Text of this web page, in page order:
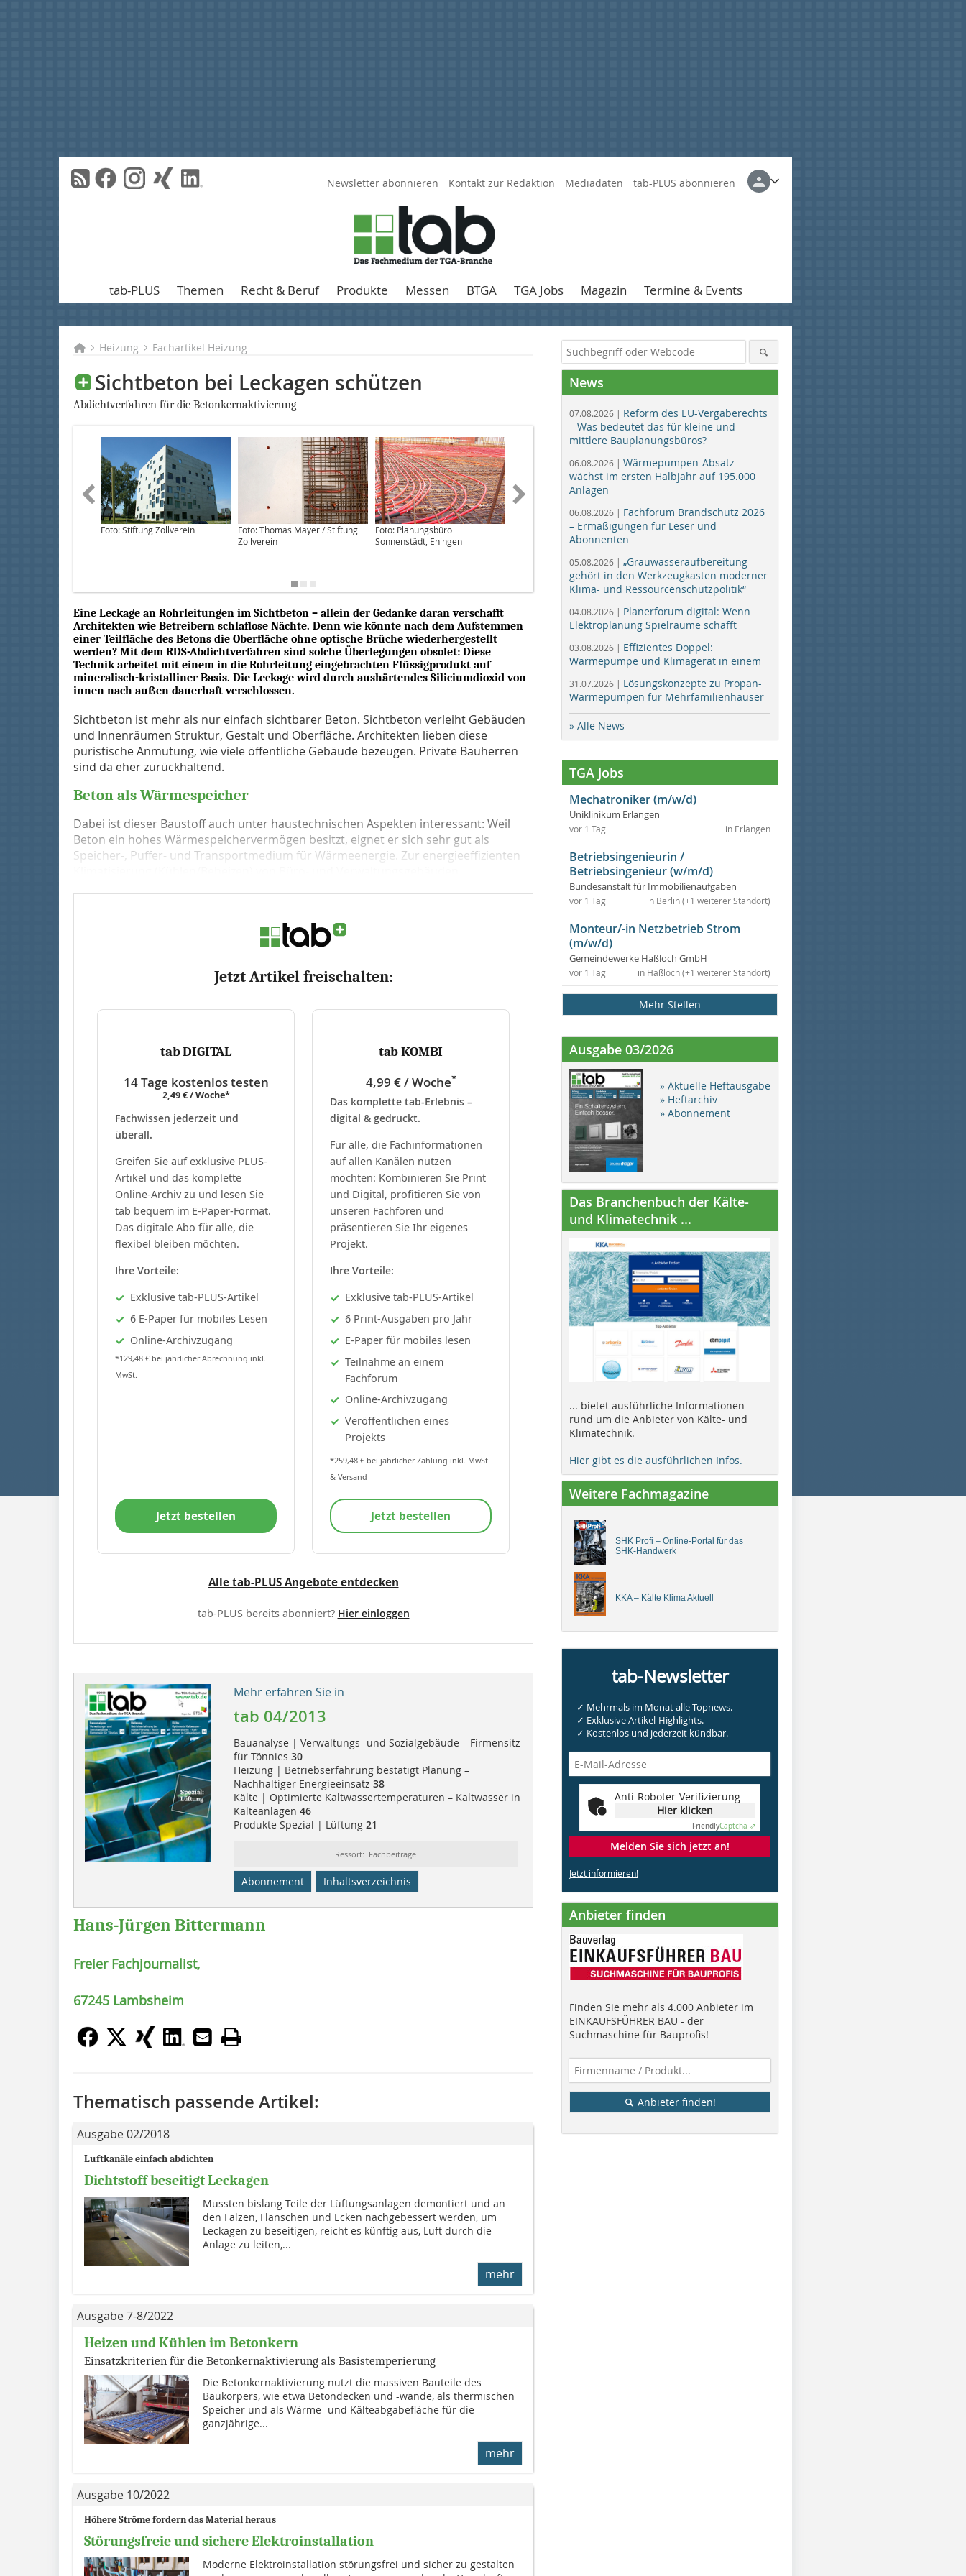
Newsletter abonnieren Kontakt zur Redaktion Mediadaten tab-PLUS abonnieren
tab-PLUS Themen Recht & Beruf Produkte Messen BTGA TGA Jobs Magazin Termine & Events
Heizung Fachartikel Heizung
Sichtbeton bei Leckagen schützen
Abdichtverfahren für die Betonkernaktivierung
Foto: Stiftung Zollverein
Foto: Thomas Mayer / Stiftung
Zollverein
Foto: Planungsbüro
Sonnenstädt, Ehingen
Foto: Lindenberg-
Ortungstechnik
Foto: Lindenberg-
Ortungstechnik
Eine Leckage an Rohrleitungen im Sichtbeton – allein der Gedanke daran verschafft
Architekten wie Betreibern schlaflose Nächte. Denn wie könnte nach dem Aufstemmen
einer Teilfläche des Betons die Oberfläche ohne optische Brüche wiederhergestellt
werden? Mit dem RDS-Abdichtverfahren sind solche Überlegungen obsolet: Diese
Technik arbeitet mit einem in die Rohrleitung eingebrachten Flüssigprodukt auf
mineralisch-kristalliner Basis. Die Leckage wird durch aushärtendes Siliciumdioxid von
innen nach außen dauerhaft verschlossen.
Sichtbeton ist mehr als nur einfach sichtbarer Beton. Sichtbeton verleiht Gebäuden
und Innenräumen Struktur, Gestalt und Oberfläche. Architekten lieben diese
puristische Anmutung, wie viele öffentliche Gebäude bezeugen. Private Bauherren
sind da eher zurückhaltend.
Beton als Wärmespeicher
Dabei ist dieser Baustoff auch unter haustechnischen Aspekten interessant: Weil
Beton ein hohes Wärmespeichervermögen besitzt, eignet er sich sehr gut als
Speicher-, Puffer- und Transportmedium für Wärmeenergie. Zur energieeffizienten
Jetzt Artikel freischalten:
tab DIGITAL
14 Tage kostenlos testen
2,49 € / Woche*
Fachwissen jederzeit und
überall.
Greifen Sie auf exklusive PLUS-
Artikel und das komplette
Online-Archiv zu und lesen Sie
tab bequem im E-Paper-Format.
Das digitale Abo für alle, die
flexibel bleiben möchten.
Ihre Vorteile:
Exklusive tab-PLUS-Artikel
6 E-Paper für mobiles Lesen
Online-Archivzugang
*129,48 € bei jährlicher Abrechnung inkl.
MwSt.
Jetzt bestellen
tab KOMBI
4,99 € / Woche*
Das komplette tab-Erlebnis –
digital & gedruckt.
Für alle, die Fachinformationen
auf allen Kanälen nutzen
möchten: Kombinieren Sie Print
und Digital, profitieren Sie von
unseren Fachforen und
präsentieren Sie Ihr eigenes
Projekt.
Ihre Vorteile:
Exklusive tab-PLUS-Artikel
6 Print-Ausgaben pro Jahr
E-Paper für mobiles lesen
Teilnahme an einem
Fachforum
Online-Archivzugang
Veröffentlichen eines
Projekts
*259,48 € bei jährlicher Zahlung inkl. MwSt.
& Versand
Jetzt bestellen
Alle tab-PLUS Angebote entdecken
tab-PLUS bereits abonniert? Hier einloggen
Mehr erfahren Sie in
tab 04/2013
Bauanalyse | Verwaltungs- und Sozialgebäude – Firmensitz
für Tönnies 30
Heizung | Betriebserfahrung bestätigt Planung –
Nachhaltiger Energieeinsatz 38
Kälte | Optimierte Kaltwassertemperaturen – Kaltwasser in
Kälteanlagen 46
Produkte Spezial | Lüftung 21
Ressort: Fachbeiträge
Abonnement Inhaltsverzeichnis
Hans-Jürgen Bittermann
Freier Fachjournalist,
67245 Lambsheim
Thematisch passende Artikel:
Ausgabe 02/2018
Luftkanäle einfach abdichten
Dichtstoff beseitigt Leckagen
Mussten bislang Teile der Lüftungsanlagen demontiert und an
den Falzen, Flanschen und Ecken nachgebessert werden, um
Leckagen zu beseitigen, reicht es künftig aus, Luft durch die
Anlage zu leiten,...
mehr
Ausgabe 7-8/2022
Heizen und Kühlen im Betonkern
Einsatzkriterien für die Betonkernaktivierung als Basistemperierung
Die Betonkernaktivierung nutzt die massiven Bauteile des
Baukörpers, wie etwa Betondecken und -wände, als thermischen
Speicher und als Wärme- und Kälteabgabefläche für die
ganzjährige...
mehr
Ausgabe 10/2022
Höhere Ströme fordern das Material heraus
Störungsfreie und sichere Elektroinstallation
Moderne Elektroinstallation störungsfrei und sicher zu gestalten
News
07.08.2026 | Reform des EU-Vergaberechts
– Was bedeutet das für kleine und
mittlere Bauplanungsbüros?
06.08.2026 | Wärmepumpen-Absatz
wächst im ersten Halbjahr auf 195.000
Anlagen
06.08.2026 | Fachforum Brandschutz 2026
– Ermäßigungen für Leser und
Abonnenten
05.08.2026 | „Grauwasseraufbereitung
gehört in den Werkzeugkasten moderner
Klima- und Ressourcenschutzpolitik“
04.08.2026 | Planerforum digital: Wenn
Elektroplanung Spielräume schafft
03.08.2026 | Effizientes Doppel:
Wärmepumpe und Klimagerät in einem
31.07.2026 | Lösungskonzepte zu Propan-
Wärmepumpen für Mehrfamilienhäuser
» Alle News
TGA Jobs
Mechatroniker (m/w/d)
Uniklinikum Erlangen
in Erlangen
vor 1 Tag
Betriebsingenieurin /
Betriebsingenieur (w/m/d)
Bundesanstalt für Immobilienaufgaben
in Berlin (+1 weiterer Standort)
vor 1 Tag
Monteur/-in Netzbetrieb Strom
(m/w/d)
Gemeindewerke Haßloch GmbH
in Haßloch (+1 weiterer Standort)
vor 1 Tag
Mehr Stellen
Ausgabe 03/2026
» Aktuelle Heftausgabe
» Heftarchiv
» Abonnement
Das Branchenbuch der Kälte-
und Klimatechnik ...
... bietet ausführliche Informationen
rund um die Anbieter von Kälte- und
Klimatechnik.
Hier gibt es die ausführlichen Infos.
Weitere Fachmagazine
SHK Profi – Online-Portal für das
SHK-Handwerk
KKA – Kälte Klima Aktuell
tab-Newsletter
✓ Mehrmals im Monat alle Topnews.
✓ Exklusive Artikel-Highlights.
✓ Kostenlos und jederzeit kündbar.
Anti-Roboter-Verifizierung
Hier klicken
FriendlyCaptcha ⇗
Melden Sie sich jetzt an!
Jetzt informieren!
Anbieter finden
Finden Sie mehr als 4.000 Anbieter im
EINKAUFSFÜHRER BAU - der
Suchmaschine für Bauprofis!
Anbieter finden!